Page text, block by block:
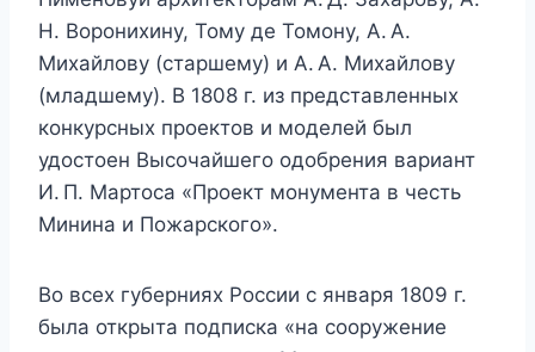
Н. Воронихину, Тому де Томону, А. А.
Михайлову (старшему) и А. А. Михайлову
(младшему). В 1808 г. из представленных
конкурсных проектов и моделей был
удостоен Высочайшего одобре­ния вариант
И. П. Мартоса «Проект монумента в честь
Минина и Пожарского».
Во всех губерниях России с января 1809 г.
была открыта подписка «на сооружение